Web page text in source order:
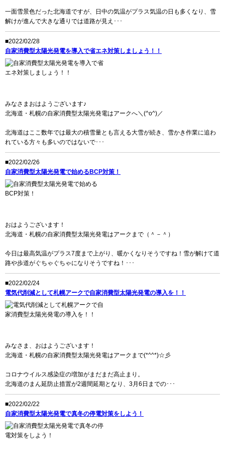
一面雪景色だった北海道ですが、日中の気温がプラス気温の日も多くなり、雪
解けが進んで大きな通りでは道路が見え･･･
■2022/02/28
自家消費型太陽光発電を導入で省エネ対策しましょう！！
みなさまおはようございます♪
北海道・札幌の自家消費型太陽光発電はアークへ＼(^o^)／
北海道はここ数年では最大の積雪量とも言える大雪が続き、雪かき作業に追わ
れている方々も多いのではないで･･･
■2022/02/26
自家消費型太陽光発電で始めるBCP対策！
おはようございます！
北海道・札幌の自家消費型太陽光発電はアークまで（＾－＾）
今日は最高気温がプラス7度まで上がり、暖かくなりそうですね！雪が解けて道
路や歩道がぐちゃぐちゃになりそうですね！･･･
■2022/02/24
電気代削減として札幌アークで自家消費型太陽光発電の導入を！！
みなさま、おはようございます！
北海道・札幌の自家消費型太陽光発電はアークまで(*^^*)☆彡
コロナウイルス感染症の増加がまだまだ高止まり。
北海道のまん延防止措置が2週間延期となり、3月6日までの･･･
■2022/02/22
自家消費型太陽光発電で真冬の停電対策をしよう！